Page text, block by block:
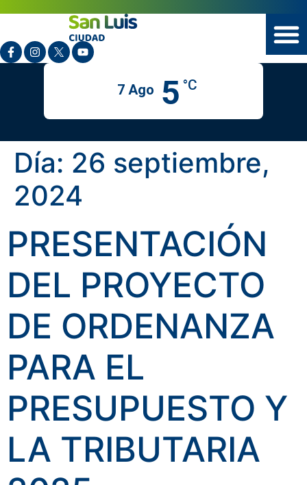
7 Ago 5 °C
Día: 26 septiembre,
2024
PRESENTACIÓN
DEL PROYECTO
DE ORDENANZA
PARA EL
PRESUPUESTO Y
LA TRIBUTARIA